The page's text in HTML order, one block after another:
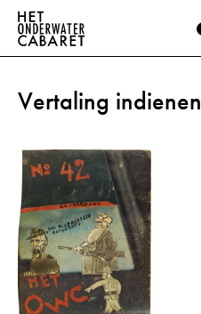
Vertaling indienen